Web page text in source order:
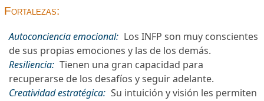
Fortalezas:
Autoconciencia emocional: Los INFP son muy conscientes
de sus propias emociones y las de los demás.
Resiliencia: Tienen una gran capacidad para
recuperarse de los desafíos y seguir adelante.
Creatividad estratégica: Su intuición y visión les permiten